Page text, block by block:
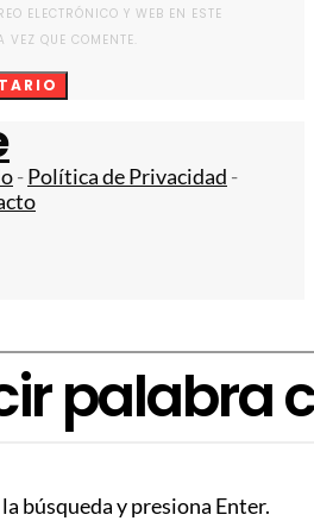
ELECTRÓNICO Y WEB EN ESTE
QUE COMENTE.
-Política de Privacidad -
búsqueda y presiona Enter.